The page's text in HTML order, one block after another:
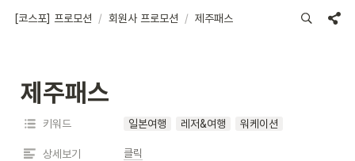
[코스포] 프로모션 / 회원사 프로모션 / 제주패스
제주패스
키워드 일본여행 레저&여행 워케이션
상세보기 클릭